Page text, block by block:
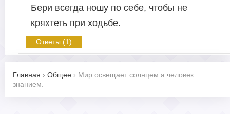
Бери всегда ношу по себе, чтобы не
кряхтеть при ходьбе.
Ответы (1)
Главная › Общее › Мир освещает солнцем а человек
знанием.